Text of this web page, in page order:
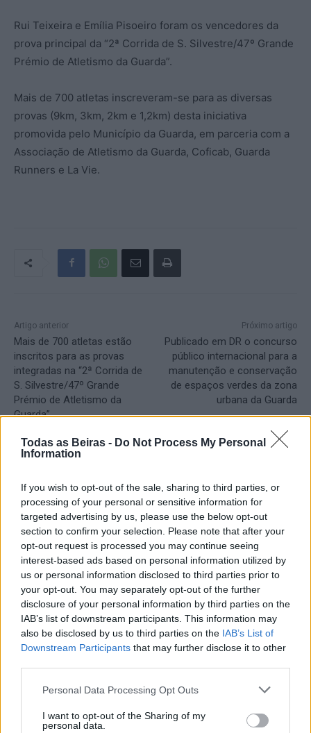
Todas as Beiras - Do Not Process My Personal
Information
If you wish to opt-out of the sale, sharing to third parties, or
processing of your personal or sensitive information for
targeted advertising by us, please use the below opt-out
section to confirm your selection. Please note that after your
opt-out request is processed you may continue seeing
interest-based ads based on personal information utilized by
us or personal information disclosed to third parties prior to
your opt-out. You may separately opt-out of the further
disclosure of your personal information by third parties on the
IAB’s list of downstream participants. This information may
also be disclosed by us to third parties on the IAB’s List of
Downstream Participants that may further disclose it to other
Personal Data Processing Opt Outs
I want to opt-out of the Sharing of my
personal data.
Rui Teixeira e Emília Pisoeiro foram os vencedores da
prova principal da “2ª Corrida de S. Silvestre/47º Grande
Prémio de Atletismo da Guarda”.
Mais de 700 atletas inscreveram-se para as diversas
provas (9km, 3km, 2km e 1,2km) desta iniciativa
promovida pelo Município da Guarda, em parceria com a
Associação de Atletismo da Guarda, Coficab, Guarda
Runners e La Vie.
Artigo anterior
Mais de 700 atletas estão
inscritos para as provas
integradas na “2ª Corrida de
S. Silvestre/47º Grande
Prémio de Atletismo da
Guarda”
Próximo artigo
Publicado em DR o concurso
público internacional para a
manutenção e conservação
de espaços verdes da zona
urbana da Guarda
Destaques
Presidente da República recordou ao
de investir 155 ME na Serra da Estrela
Destaques
Presidente da República preside à sessão
solene das comemorações do 150.°
aniversário dos Bombeiros da Guarda
09/08/2026
Rui Oliveira mantém a amarela e Rafael
Bicicleta